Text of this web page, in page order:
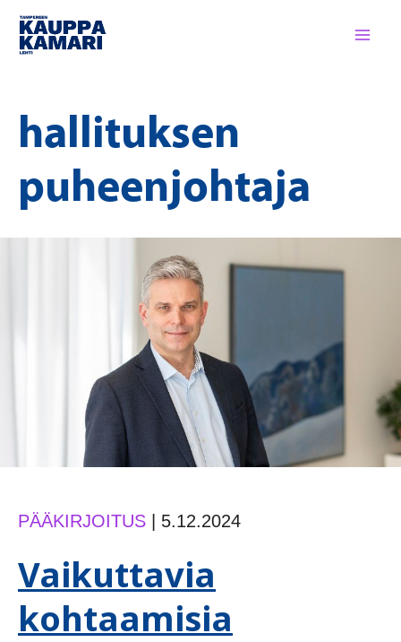
Siirry
sisältöön
hallituksen
puheenjohtaja
PÄÄKIRJOITUS 5.12.2024
Vaikuttavia
kohtaamisia